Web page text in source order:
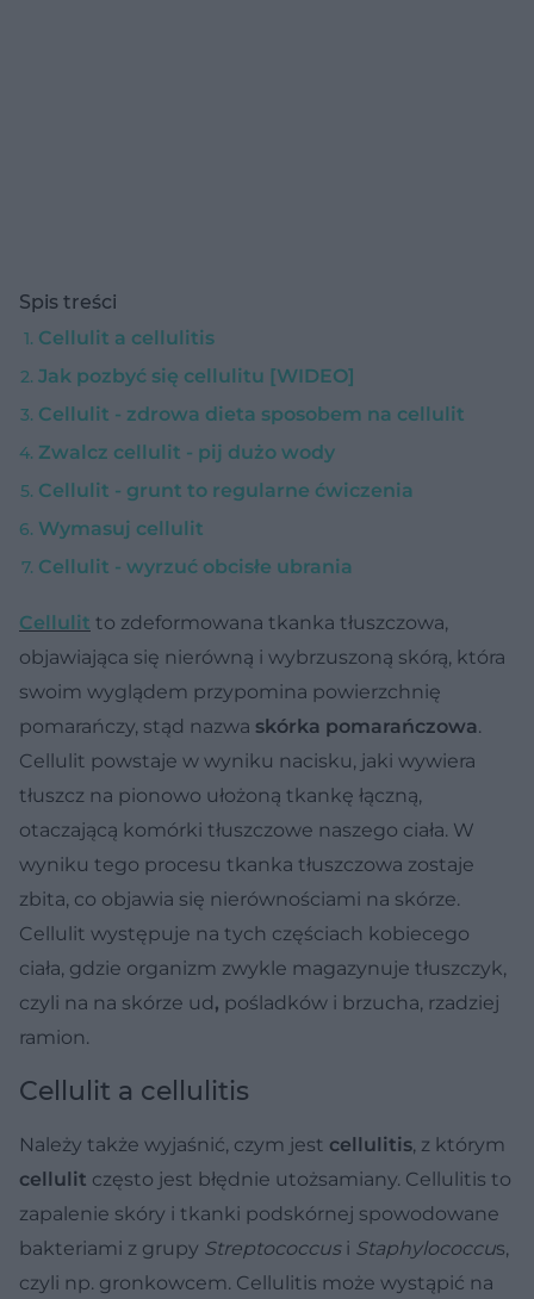
Spis treści
Cellulit a cellulitis
Jak pozbyć się cellulitu [WIDEO]
Cellulit - zdrowa dieta sposobem na cellulit
Zwalcz cellulit - pij dużo wody
Cellulit - grunt to regularne ćwiczenia
Wymasuj cellulit
Cellulit - wyrzuć obcisłe ubrania
Cellulit to zdeformowana tkanka tłuszczowa,
objawiająca się nierówną i wybrzuszoną skórą, która
swoim wyglądem przypomina powierzchnię
pomarańczy, stąd nazwa skórka pomarańczowa.
Cellulit powstaje w wyniku nacisku, jaki wywiera
tłuszcz na pionowo ułożoną tkankę łączną,
otaczającą komórki tłuszczowe naszego ciała. W
wyniku tego procesu tkanka tłuszczowa zostaje
zbita, co objawia się nierównościami na skórze.
Cellulit występuje na tych częściach kobiecego
ciała, gdzie organizm zwykle magazynuje tłuszczyk,
czyli na na skórze ud, pośladków i brzucha, rzadziej
ramion.
Cellulit a cellulitis
Należy także wyjaśnić, czym jest cellulitis, z którym
cellulit często jest błędnie utożsamiany. Cellulitis to
zapalenie skóry i tkanki podskórnej spowodowane
bakteriami z grupy Streptococcusi Staphylococcus,
czyli np. gronkowcem. Cellulitis może wystąpić na